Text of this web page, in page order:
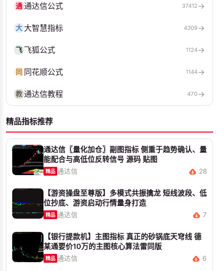
通通达信公式 37412 →
大 大智慧指标 4309→
飞 飞狐公式 1124→
同 同花顺公式 1144→
教通达信教程 470→
精品指标推荐
通达信〖量化加仓〗副图指标 侧重于趋势确认、量
能配合与高低位反转信号 源码 贴图
精品 通达信 28
【游资操盘至尊版】多模式共振擒龙 短线波段、低
位抄底、游资启动行情量身打造
精品 通达信 7
【银行提款机】主图指标 真正的砂锅底天穹线 德
某通要价10万的主图核心算法雷同版
精品 通达信 6